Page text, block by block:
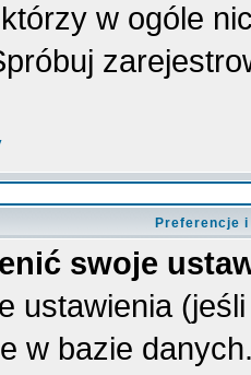
w ogóle
Preferencje
swoje
ustawienia
w bazie